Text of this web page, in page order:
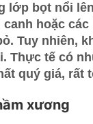
lớp bọt nổi
hoặc
Tuy nhiên,
Thực tế có
quý giá, rất
xương